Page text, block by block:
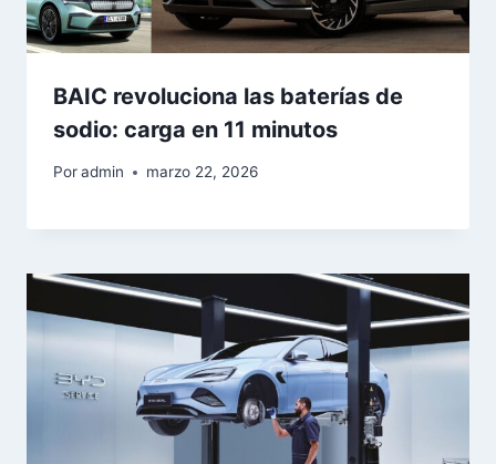
BAIC revoluciona las baterías de
sodio: carga en 11 minutos
Poradmin marzo 22, 2026